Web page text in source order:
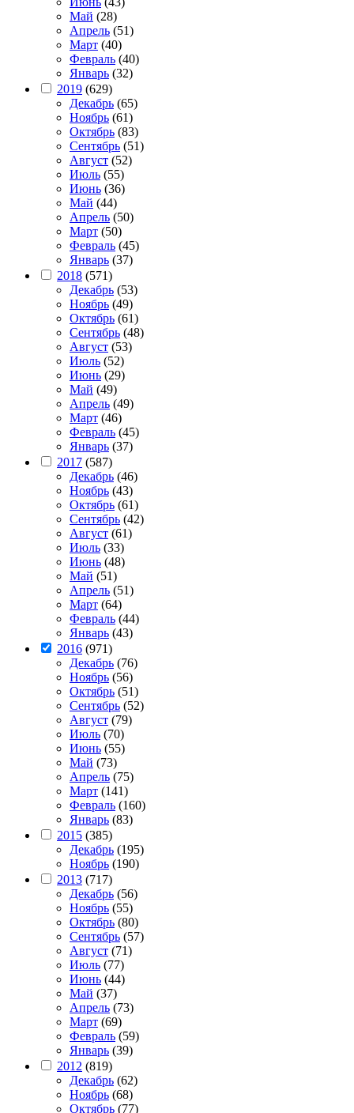
Май (28)
Апрель (51)
Март (40)
Февраль (40)
Январь (32)
2019 (629)
Декабрь (65)
Ноябрь (61)
Октябрь (83)
Сентябрь (51)
Август (52)
Июль (55)
Июнь (36)
Май (44)
Апрель (50)
Март (50)
Февраль (45)
Январь (37)
2018 (571)
Декабрь (53)
Ноябрь (49)
Октябрь (61)
Сентябрь (48)
Август (53)
Июль (52)
Июнь (29)
Май (49)
Апрель (49)
Март (46)
Февраль (45)
Январь (37)
2017 (587)
Декабрь (46)
Ноябрь (43)
Октябрь (61)
Сентябрь (42)
Август (61)
Июль (33)
Июнь (48)
Май (51)
Апрель (51)
Март (64)
Февраль (44)
Январь (43)
2016 (971)
Декабрь (76)
Ноябрь (56)
Октябрь (51)
Сентябрь (52)
Август (79)
Июль (70)
Июнь (55)
Май (73)
Апрель (75)
Март (141)
Февраль (160)
Январь (83)
2015 (385)
Декабрь (195)
Ноябрь (190)
2013 (717)
Декабрь (56)
Ноябрь (55)
Октябрь (80)
Сентябрь (57)
Август (71)
Июль (77)
Июнь (44)
Май (37)
Апрель (73)
Март (69)
Февраль (59)
Январь (39)
2012 (819)
Декабрь (62)
Ноябрь (68)
Октябрь (77)